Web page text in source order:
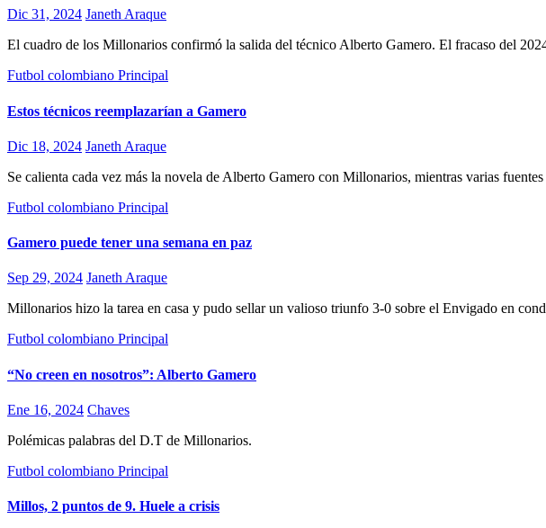
Dic 31, 2024 Janeth Araque
El cuadro de los Millonarios confirmó la salida del técnico Alberto Gamero. El fracaso del
Futbol colombiano Principal
Estos técnicos reemplazarían a Gamero
Dic 18, 2024 Janeth Araque
Se calienta cada vez más la novela de Alberto Gamero con Millonarios, mientras varias
Futbol colombiano Principal
Gamero puede tener una semana en paz
Sep 29, 2024 Janeth Araque
Millonarios hizo la tarea en casa y pudo sellar un valioso triunfo 3-0 sobre el Envigado en
Futbol colombiano Principal
“No creen en nosotros”: Alberto Gamero
Ene 16, 2024 Chaves
Polémicas palabras del D.T de Millonarios.
Futbol colombiano Principal
Millos, 2 puntos de 9. Huele a crisis